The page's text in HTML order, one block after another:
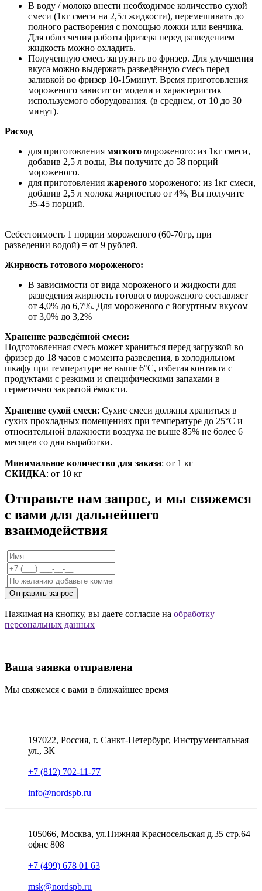
В воду / молоко внести необходимое количество сухой
смеси (1кг смеси на 2,5л жидкости), перемешивать до
полного растворения с помощью ложки или венчика.
Для облегчения работы фризера перед разведением
жидкость можно охладить.
Полученную смесь загрузить во фризер. Для улучшения
вкуса можно выдержать разведённую смесь перед
заливкой во фризер 10-15минут. Время приготовления
мороженого зависит от модели и характеристик
используемого оборудования. (в среднем, от 10 до 30
минут).
Расход
для приготовления мягкого мороженого: из 1кг смеси,
добавив 2,5 л воды, Вы получите до 58 порций
мороженого.
для приготовления жареного мороженого: из 1кг смеси,
добавив 2,5 л молока жирностью от 4%, Вы получите
35-45 порций.
Себестоимость 1 порции мороженого (60-70гр, при
разведении водой) = от 9 рублей.
Жирность готового мороженого:
В зависимости от вида мороженого и жидкости для
разведения жирность готового мороженого составляет
от 4,0% до 6,7%. Для мороженого с йогуртным вкусом
от 3,0% до 3,2%
Хранение разведённой смеси:
Подготовленная смесь может храниться перед загрузкой во
фризер до 18 часов с момента разведения, в холодильном
шкафу при температуре не выше 6°С, избегая контакта с
продуктами с резкими и специфическими запахами в
герметично закрытой ёмкости.
Хранение сухой смеси: Сухие смеси должны храниться в
сухих прохладных помещениях при температуре до 25°С и
относительной влажности воздуха не выше 85% не более 6
месяцев со дня выработки.
Минимальное количество для заказа: от 1 кг
СКИДКА: от 10 кг
Отправьте нам запрос, и мы свяжемся
с вами для дальнейшего
взаимодействия
Отправить запрос
Нажимая на кнопку, вы даете согласие на обработку
персональных данных
Ваша заявка отправлена
Мы свяжемся с вами в ближайшее время
197022, Россия, г. Санкт-Петербург, Инструментальная
ул., 3К
+7 (812) 702-11-77
info@nordspb.ru
105066, Москва, ул.Нижняя Красносельская д.35 стр.64
офис 808
+7 (499) 678 01 63
msk@nordspb.ru